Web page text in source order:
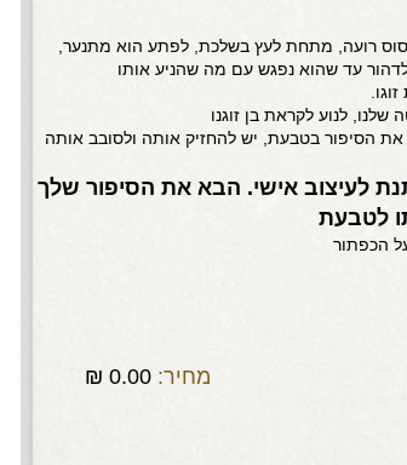
רועה, מתחת לעץ בשלכת, לפתע הוא מתנער,
עד שהוא נפגש עם מה שהניע אותו
שלנו, לנוע לקראת בן זוגנו
הסיפור בטבעת, יש להחזיק אותה ולסובב אותה
לעיצוב אישי. הבא את הסיפור שלך
לטבעת
הכפתור
מחיר: 0.00
₪